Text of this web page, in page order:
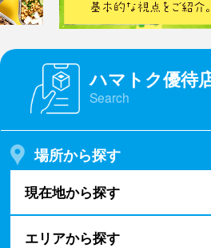
ハマトク優待
Search
場所から探す
現在地から探す
エリアから探す